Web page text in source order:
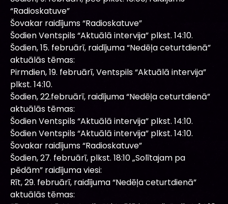
“Radioskatuve”
Šovakar raidījums “Radioskatuve”
Šodien Ventspils “Aktuālā intervija” plkst. 14:10.
Šodien, 15. februārī, raidījuma “Nedēļa ceturtdienā”
aktuālās tēmas:
Pirmdien, 19. februārī, Ventspils “Aktuālā intervija”
plkst. 14:10.
Šodien, 22.februārī, raidījuma “Nedēļa ceturtdienā”
aktuālās tēmas:
Šodien Ventspils “Aktuālā intervija” plkst. 14:10.
Šodien Ventspils “Aktuālā intervija” plkst. 14:10.
Šovakar raidījums “Radioskatuve”
Šodien, 27. februārī, plkst. 18:10 „Solītajam pa
pēdām” raidījuma viesi:
Rīt, 29. februārī, raidījuma “Nedēļa ceturtdienā”
aktuālās tēmas: